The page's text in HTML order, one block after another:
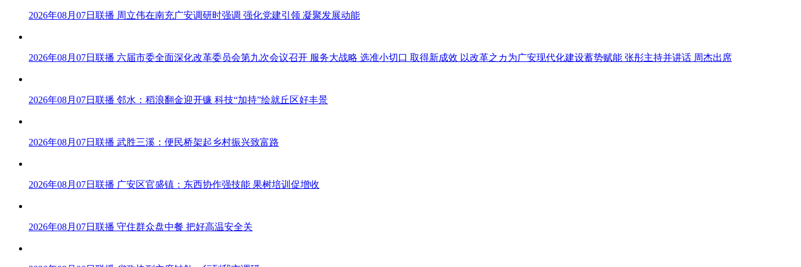
2026年08月07日联播 周立伟在南充广安调研时强调 强化党建引领 凝聚发展动能
2026年08月07日联播 六届市委全面深化改革委员会第九次会议召开 服务大战略 选准小切口 取得新成效 以改革之カ为广安现代化建设蓄势赋能 张彤主持并讲话 周杰出席
2026年08月07日联播 邻水：稻浪翻金迎开镰 科技“加持”绘就丘区好丰景
2026年08月07日联播 武胜三溪：便民桥架起乡村振兴致富路
2026年08月07日联播 广安区官盛镇：东西协作强技能 果树培训促增收
2026年08月07日联播 守住群众盘中餐 把好高温安全关